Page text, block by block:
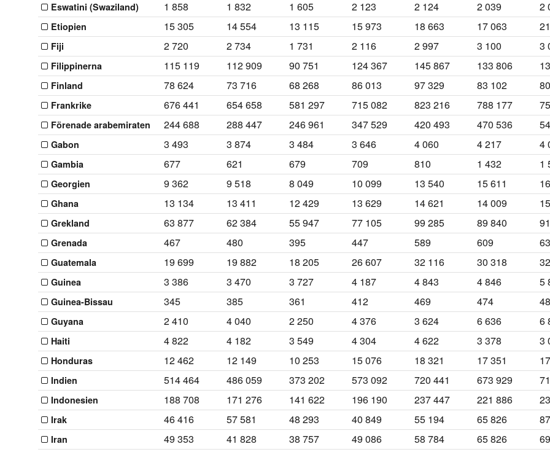
Eswatini (Swaziland) 1 858 1 832 1 605 2 123 2 124 2 039 2
Etiopien 15 305 14 554 13 115 15 973 18 663 17 063
Fiji 2 720 2 734 1 731 2 116 2 997 3 100 3
Filippinerna 115 119 112 909 90 751 124 367 145 867 133 806
Finland 78 624 73 716 68 268 86 013 97 329 83 102
Frankrike 676 441 654 658 581 297 715 082 823 216 788 177
Förenade arabemiraten 244 688 288 447 246 961 347 529 420 493 470 536
Gabon 3 493 3 874 3 484 3 646 4 060 4 217 4
Gambia 677 621 679 709 810 1 432 1
Georgien 9 362 9 518 8 049 10 099 13 540 15 611
Ghana 13 134 13 411 12 429 13 629 14 621 14 009
Grekland 63 877 62 384 55 947 77 105 99 285 89 840
Grenada 467 480 395 447 589 609
Guatemala 19 699 19 882 18 205 26 607 32 116 30 318
Guinea 3 386 3 470 3 727 4 187 4 843 4 846 5
Guinea-Bissau 345 385 361 412 469 474
Guyana 2 410 4 040 2 250 4 376 3 624 6 636 6
Haiti 4 822 4 182 3 549 4 304 4 622 3 378 3
Honduras 12 462 12 149 10 253 15 076 18 321 17 351
Indien 514 464 486 059 373 202 573 092 720 441 673 929
Indonesien 188 708 171 276 141 622 196 190 237 447 221 886
Irak 46 416 57 581 48 293 40 849 55 194 65 826
Iran 49 353 41 828 38 757 49 086 58 784 65 826